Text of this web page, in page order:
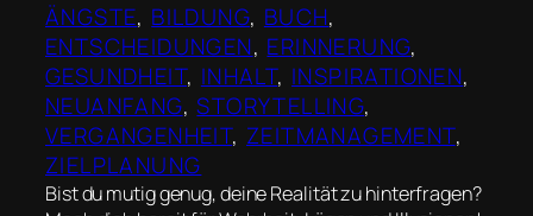
ÄNGSTE, BILDUNG, BUCH
ENTSCHEIDUNGEN, ERINNERUNG
GESUNDHEIT, INHALT, INSPIRATIONEN
NEUANFANG, STORYTELLING
VERGANGENHEIT, ZEITMANAGEMENT
ZIELPLANUNG
Bist du mutig genug, deine Realität zu hinterfragen?